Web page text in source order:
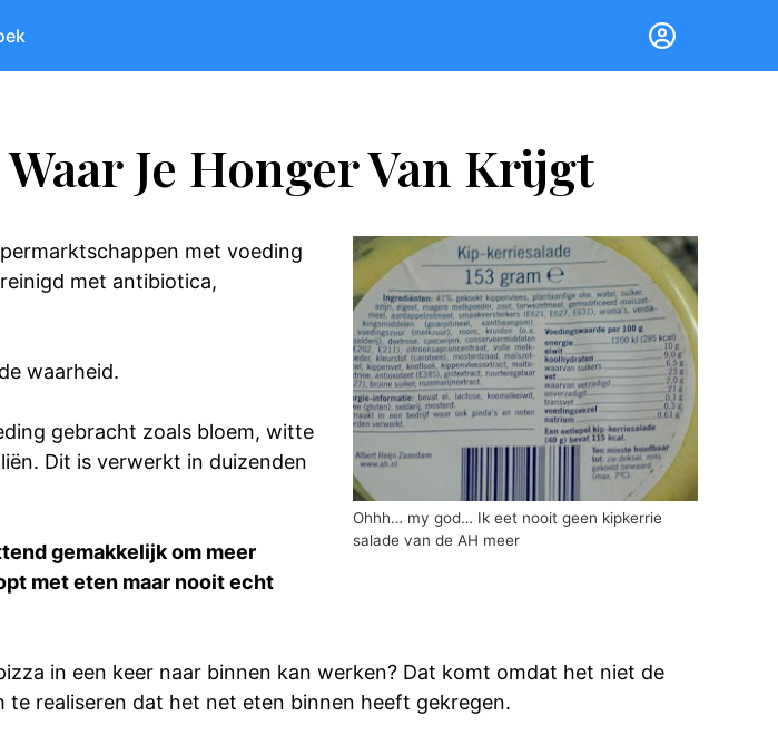
Je Honger Van Krijgt
Ohhh… my god… Ik eet nooit geen kipkerrie
salade van de AH meer
met voeding
met antibiotica,
waarheid.
gebracht zoals bloem, witte
Dit is verwerkt in duizenden
gemakkelijk om meer
met eten maar nooit echt
in een keer naar binnen kan werken? Dat komt omdat het niet de
realiseren dat het net eten binnen heeft gekregen.